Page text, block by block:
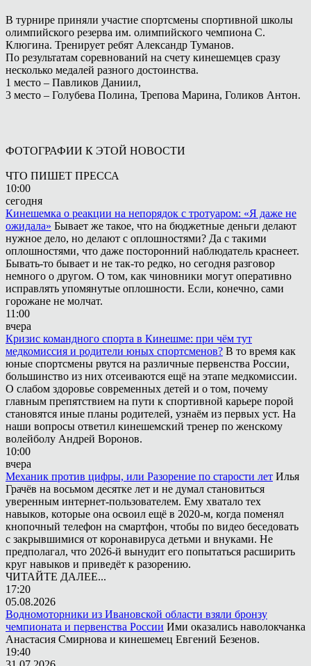
В турнире приняли участие спортсмены спортивной школы
олимпийского резерва им. олимпийского чемпиона С.
Клюгина. Тренирует ребят Александр Туманов.
По результатам соревнований на счету кинешемцев сразу
несколько медалей разного достоинства.
1 место – Павликов Даниил,
3 место – Голубева Полина, Трепова Марина, Голиков Антон.
ФОТОГРАФИИ К ЭТОЙ НОВОСТИ
ЧТО ПИШЕТ ПРЕССА
10:00
сегодня
Кинешемка о реакции на непорядок с тротуаром: «Я даже не
ожидала» Бывает же такое, что на бюджетные деньги делают
нужное дело, но делают с оплошностями? Да с такими
оплошностями, что даже посторонний наблюдатель краснеет.
Бывать-то бывает и не так-то редко, но сегодня разговор
немного о другом. О том, как чиновники могут оперативно
исправлять упомянутые оплошности. Если, конечно, сами
горожане не молчат.
11:00
вчера
Кризис командного спорта в Кинешме: при чём тут
медкомиссия и родители юных спортсменов? В то время как
юные спортсмены рвутся на различные первенства России,
большинство из них отсеиваются ещё на этапе медкомиссии.
О слабом здоровье современных детей и о том, почему
главным препятствием на пути к спортивной карьере порой
становятся иные планы родителей, узнаём из первых уст. На
наши вопросы ответил кинешемский тренер по женскому
волейболу Андрей Воронов.
10:00
вчера
Механик против цифры, или Разорение по старости лет Илья
Грачёв на восьмом десятке лет и не думал становиться
уверенным интернет-пользователем. Ему хватало тех
навыков, которые она освоил ещё в 2020-м, когда поменял
кнопочный телефон на смартфон, чтобы по видео беседовать
с закрывшимися от коронавируса детьми и внуками. Не
предполагал, что 2026-й вынудит его попытаться расширить
круг навыков и приведёт к разорению.
ЧИТАЙТЕ ДАЛЕЕ...
17:20
05.08.2026
Водномоторники из Ивановской области взяли бронзу
чемпионата и первенства России Ими оказались наволокчанка
Анастасия Смирнова и кинешемец Евгений Безенов.
19:40